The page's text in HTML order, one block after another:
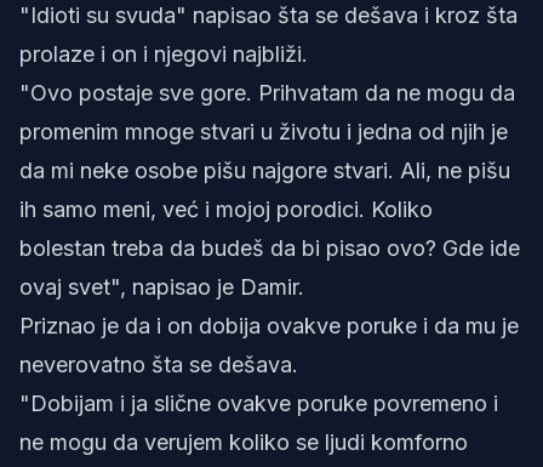
"Idioti su svuda" napisao šta se dešava i kroz šta
prolaze i on i njegovi najbliži.
"Ovo postaje sve gore. Prihvatam da ne mogu da
promenim mnoge stvari u životu i jedna od njih je
da mi neke osobe pišu najgore stvari. Ali, ne pišu
ih samo meni, već i mojoj porodici. Koliko
bolestan treba da budeš da bi pisao ovo? Gde ide
ovaj svet", napisao je Damir.
Priznao je da i on dobija ovakve poruke i da mu je
neverovatno šta se dešava.
"Dobijam i ja slične ovakve poruke povremeno i
ne mogu da verujem koliko se ljudi komforno